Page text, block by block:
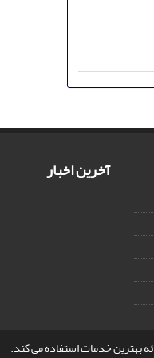
بهترین خدمات استفاده می کند.
آخرین اخبار